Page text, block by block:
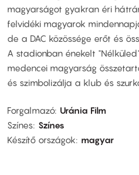
magyarságot gyakran éri
felvidéki magyarok
de a DAC közössége erőt és
A stadionban énekelt
medencei magyarság
és szimbolizálja a klub és
Forgalmazó Uránia Film
Színes Színes
Készítő országok
magyar